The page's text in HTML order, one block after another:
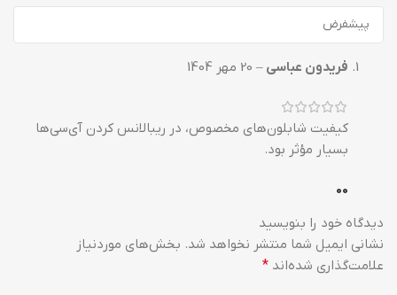
فریدون عباسی – 20 مهر 1404
کیفیت شابلون‌های مخصوص، در ریبالانس کردن آی‌سی‌ها
بسیار مؤثر بود.
0
0
دیدگاه خود را بنویسید
نشانی ایمیل شما منتشر نخواهد شد. بخش‌های موردنیاز
علامت‌گذاری شده‌اند *